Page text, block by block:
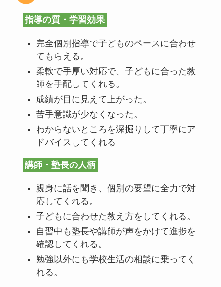
指導の質・学習効果
完全個別指導で子どものペースに合わせ
てもらえる。
柔軟で手厚い対応で、子どもに合った教
師を手配してくれる。
成績が目に見えて上がった。
苦手意識が少なくなった。
わからないところを深掘りして丁寧にア
ドバイスしてくれる
講師・塾長の人柄
親身に話を聞き、個別の要望に全力で対
応してくれる。
子どもに合わせた教え方をしてくれる。
自習中も塾長や講師が声をかけて進捗を
確認してくれる。
勉強以外にも学校生活の相談に乗ってく
れる。